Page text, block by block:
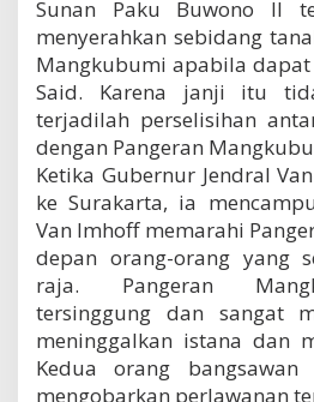
r
a
j
a
a
n
M
a
a
r
a
m
n
j
a
Sunan Paku Buwono II
menyerahkan sebidang
Mangkubumi apabila
Said. Karena janji itu
terjadilah perselisihan
dengan Pangeran
Ketika Gubernur Jendral
ke Surakarta, ia
Van Imhoff memarahi
depan orang-orang yang
raja. Pangeran
tersinggung dan sangat
meninggalkan istana dan
Kedua orang
mengobarkan perlawanan